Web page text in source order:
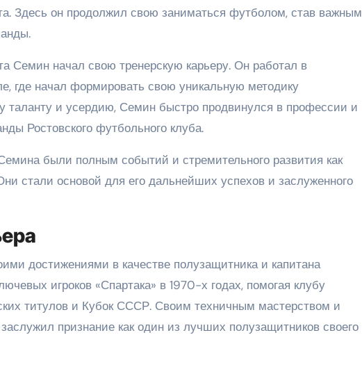
Здесь он продолжил свою заниматься футболом, став важным
Семин начал свою тренерскую карьеру. Он работал в
где начал формировать свою уникальную методику
таланту и усердию, Семин быстро продвинулся в профессии и
Ростовского футбольного клуба.
были полным событий и стремительного развития как
стали основой для его дальнейших успехов и заслуженного
достижениями в качестве полузащитника и капитана
игроков «Спартака» в 1970-х годах, помогая клубу
титулов и Кубок СССР. Своим техничным мастерством и
признание как один из лучших полузащитников своего